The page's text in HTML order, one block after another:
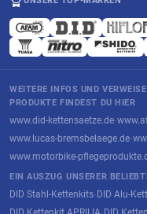
WEITERE INFOS UND
PRODUKTE FINDEST DU HIER
www.did-kettensaetze.de·
www.lucas-bremsbelaege.de·
www.motorbike-
EIN AUSZUG UNSERER
DID Stahl-Kettenkits· DID Alu-